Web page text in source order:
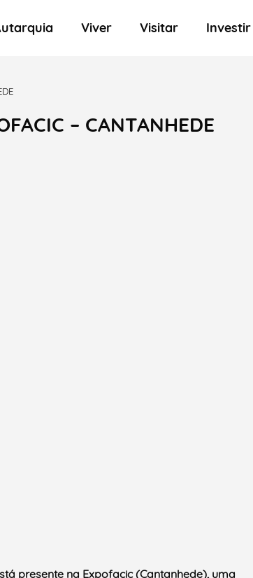
Autarquia Viver Visitar Investir
– CANTANHEDE
presente na Expofacic (Cantanhede), uma